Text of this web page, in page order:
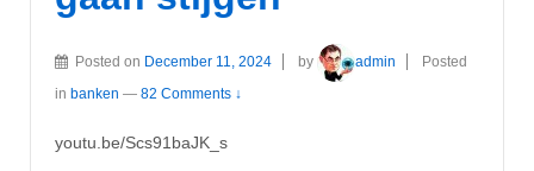
Posted on December 11, 2024 by admin
Posted
in banken — 82 Comments ↓
youtu.be/Scs91baJK_s